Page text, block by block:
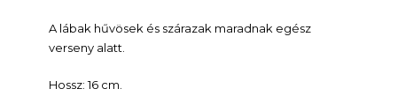
A lábak hűvösek és szárazak maradnak egész
verseny alatt.
Hossz: 16 cm.